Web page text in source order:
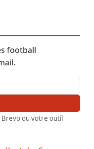
football
Brevo ou votre outil